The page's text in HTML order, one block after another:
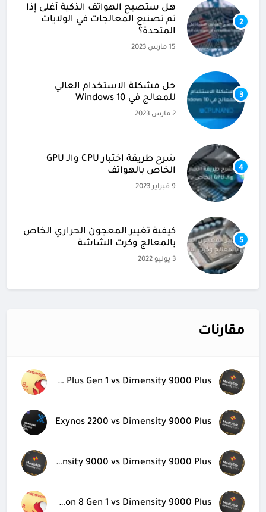
2
هل ستصبح الهواتف الذكية أغلى إذا
تم تصنيع المعالجات في الولايات
المتحدة؟
15 مارس 2023
3
حل مشكلة الاستخدام العالي
للمعالج في Windows 10
2 مارس 2023
4
شرح طريقة اختبار CPU والـ GPU
الخاص بالهواتف
9 فبراير 2023
5
كيفية تغيير المعجون الحراري الخاص
بالمعالج وكرت الشاشة
3 يوليو 2022
مقارنات
Snapdragon 8 Plus Gen 1 vs Dimensity 9000 Plus
Exynos 2200 vs Dimensity 9000 Plus
Dimensity 9000 vs Dimensity 9000 Plus
Snapdragon 8 Gen 1 vs Dimensity 9000 Plus